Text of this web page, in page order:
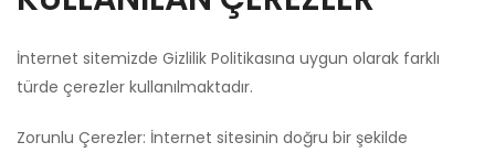
İnternet sitemizde Gizlilik Politikasına uygun olarak farklı
türde çerezler kullanılmaktadır.
Zorunlu Çerezler: İnternet sitesinin doğru bir şekilde